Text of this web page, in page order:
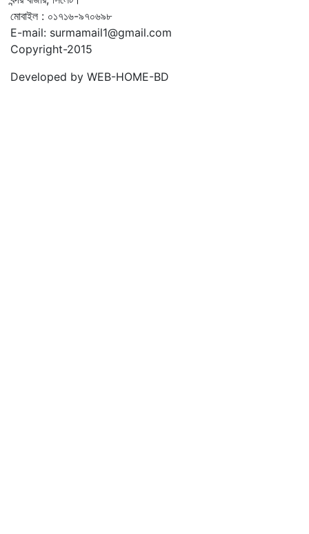
মোবাইল : ০১৭১৬-৯৭০৬৯৮
E-mail: surmamail1@gmail.com
Copyright-2015
Developed by WEB-HOME-BD